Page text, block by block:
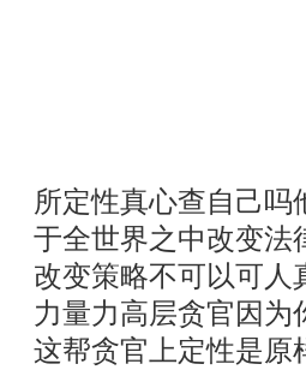
所定性真心查自己吗
于全世界之中改变法
改变策略不可以可人
力量力高层贪官因为
这帮贪官上定性是原